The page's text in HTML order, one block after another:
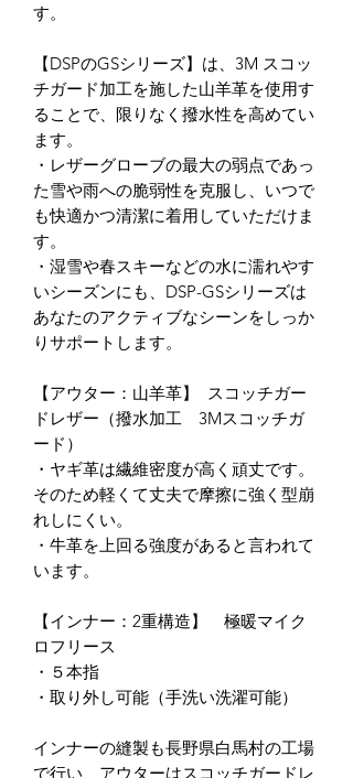
す。
【DSPのGSシリーズ】は、3M スコッ
チガード加工を施した山羊革を使用す
ることで、限りなく撥水性を高めてい
ます。
・レザーグローブの最大の弱点であっ
た雪や雨への脆弱性を克服し、いつで
も快適かつ清潔に着用していただけま
す。
・湿雪や春スキーなどの水に濡れやす
いシーズンにも、DSP-GSシリーズは
あなたのアクティブなシーンをしっか
りサポートします。
【アウター：山羊革】 スコッチガー
ドレザー（撥水加工 3Mスコッチガ
ード）
・ヤギ革は繊維密度が高く頑丈です。
そのため軽くて丈夫で摩擦に強く型崩
れしにくい。
・牛革を上回る強度があると言われて
います。
【インナー：2重構造】 極暖マイク
ロフリース
・５本指
・取り外し可能（手洗い洗濯可能）
インナーの縫製も長野県白馬村の工場
で行い、アウターはスコッチガードレ